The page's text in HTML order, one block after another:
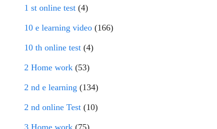
1 st online test (4)
10 e learning video (166)
10 th online test (4)
2 Home work (53)
2 nd e learning (134)
2 nd online Test (10)
3 Home work (75)